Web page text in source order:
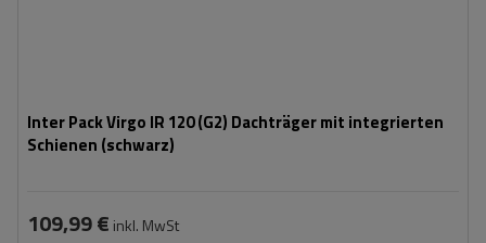
Inter Pack Virgo IR 120 (G2) Dachträger mit integrierten
Schienen (schwarz)
109,99 € inkl. MwSt